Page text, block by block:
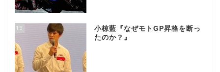
15
小椋藍『なぜモトGP昇格を断っ
たのか？』